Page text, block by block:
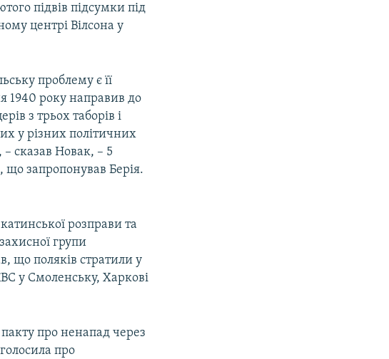
підвів підсумки під
центрі Вілсона у
проблему є її
1940 року направив до
з трьох таборів і
у різних політичних
– сказав Новак, – 5
що запропонував Берія.
розправи та
групи
що поляків стратили у
у Смоленську, Харкові
про ненапад через
про